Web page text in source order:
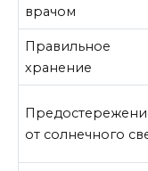
врачом
Правильное
хранение
от солнечного